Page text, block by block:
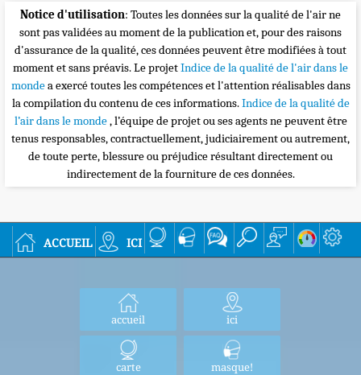
Notice d'utilisation: Toutes les données sur la qualité de l'air ne
sont pas validées au moment de la publication et, pour des raisons
d'assurance de la qualité, ces données peuvent être modifiées à tout
moment et sans préavis. Le projetIndice de la qualité de l'air dans le
mondea exercé toutes les compétences et l'attention réalisables dans
la compilation du contenu de ces informations.Indice de la qualité de
l’air dans le monde, l’équipe de projet ou ses agents ne peuvent être
tenus responsables, contractuellement, judiciairement ou autrement,
de toute perte, blessure ou préjudice résultant directement ou
indirectement de la fourniture de ces données.
accueil ici
accueil ici
carte masque!